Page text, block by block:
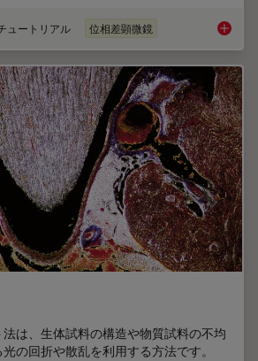
ュートリアル 位相差顕微鏡 Phase
は、生体試料の構造や物質試料の不均
の回折や散乱を利用する方法です。